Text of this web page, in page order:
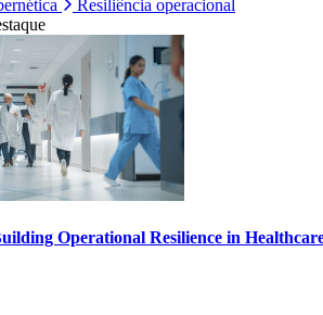
Resiliência operacional
Operational Resilience in